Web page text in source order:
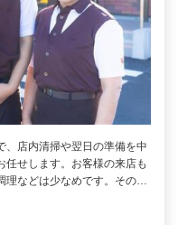
、店内清掃や翌日の準備を中
任せします。お客様の来店も
理などは少なめです。その…